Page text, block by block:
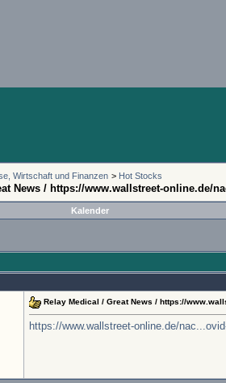
Wirtschaft und Finanzen > Hot Stocks
News / https://www.wallstreet-online.de/
Kalender
Relay Medical / Great News / https://
https://www.wallstreet-online.de/